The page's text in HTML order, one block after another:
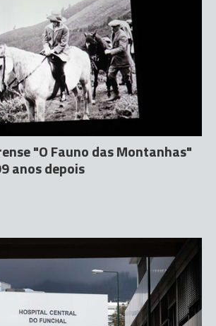
"O Fauno das Montanhas"
anos depois